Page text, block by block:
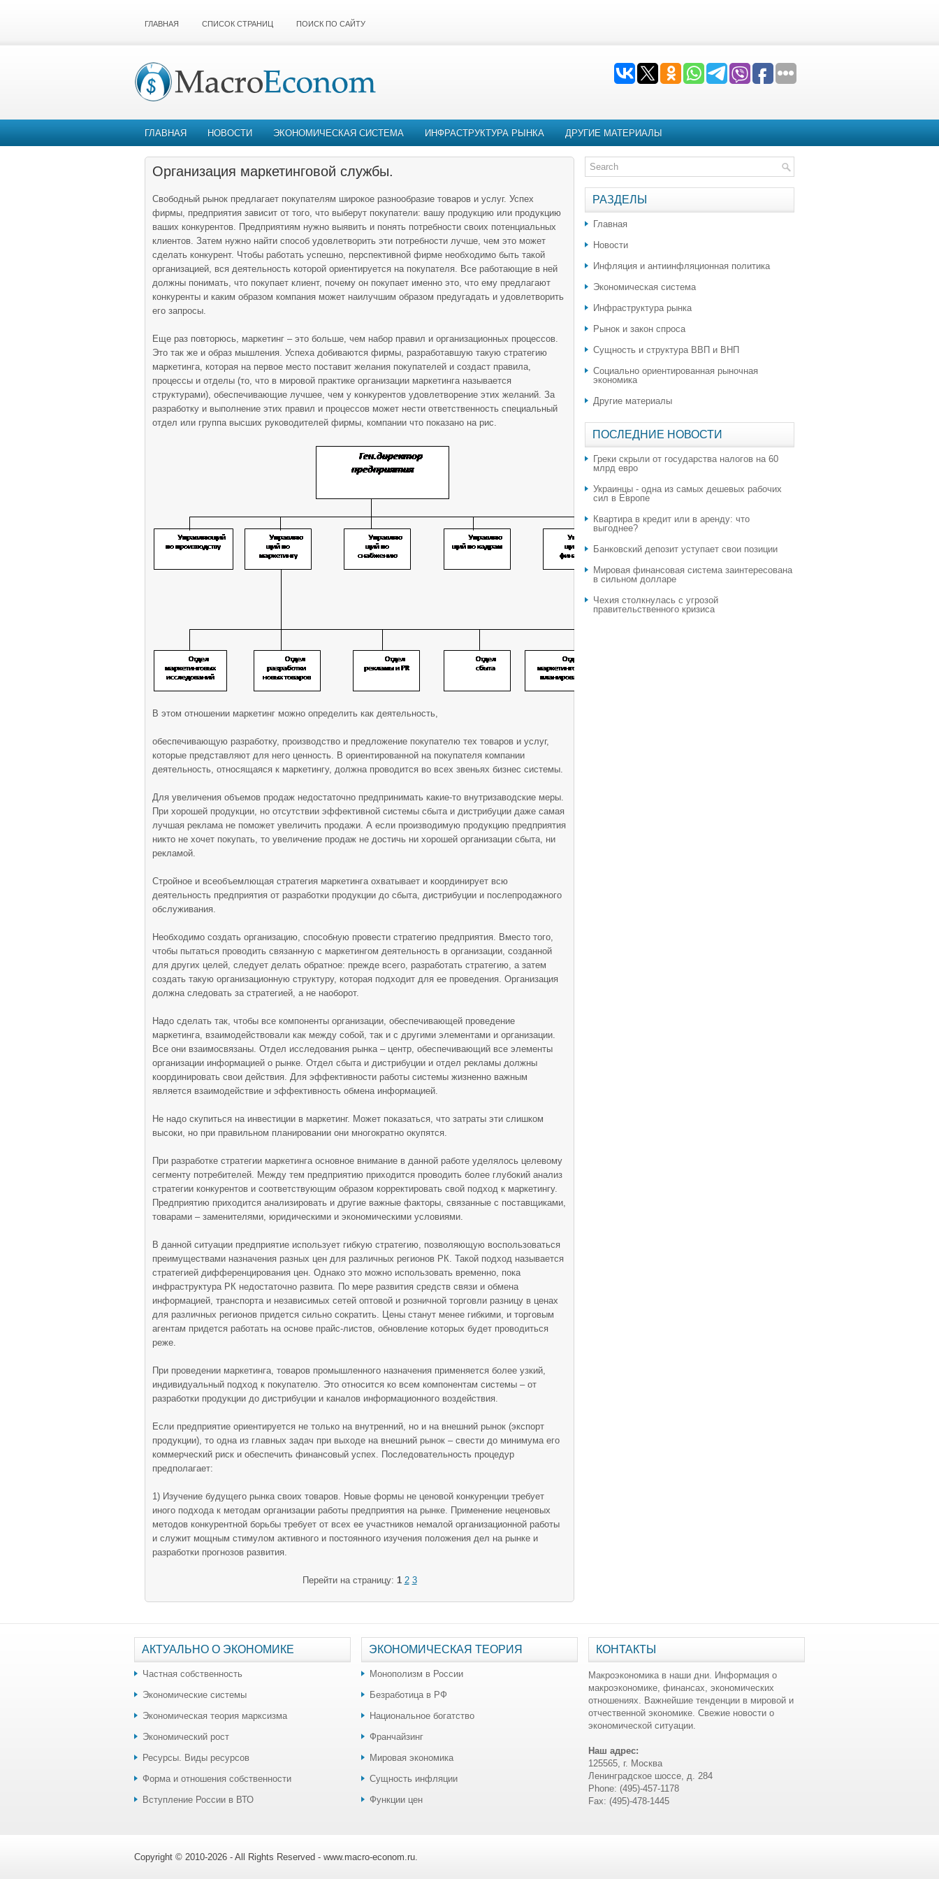
ГЛАВНАЯ СПИСОК СТРАНИЦ ПОИСК ПО САЙТУ
ГЛАВНАЯ НОВОСТИ ЭКОНОМИЧЕСКАЯ СИСТЕМА ИНФРАСТРУКТУРА РЫНКА ДРУГИЕ МАТЕРИАЛЫ
Организация маркетинговой службы.
Свободный рынок предлагает покупателям широкое разнообразие товаров и услуг. Успех
фирмы, предприятия зависит от того, что выберут покупатели: вашу продукцию или продукцию
ваших конкурентов. Предприятиям нужно выявить и понять потребности своих потенциальных
клиентов. Затем нужно найти способ удовлетворить эти потребности лучше, чем это может
сделать конкурент. Чтобы работать успешно, перспективной фирме необходимо быть такой
организацией, вся деятельность которой ориентируется на покупателя. Все работающие в ней
должны понимать, что покупает клиент, почему он покупает именно это, что ему предлагают
конкуренты и каким образом компания может наилучшим образом предугадать и удовлетворить
его запросы.
Еще раз повторюсь, маркетинг – это больше, чем набор правил и организационных процессов.
Это так же и образ мышления. Успеха добиваются фирмы, разработавшую такую стратегию
маркетинга, которая на первое место поставит желания покупателей и создаст правила,
процессы и отделы (то, что в мировой практике организации маркетинга называется
структурами), обеспечивающие лучшее, чем у конкурентов удовлетворение этих желаний. За
разработку и выполнение этих правил и процессов может нести ответственность специальный
отдел или группа высших руководителей фирмы, компании что показано на рис.
В этом отношении маркетинг можно определить как деятельность,
обеспечивающую разработку, производство и предложение покупателю тех товаров и услуг,
которые представляют для него ценность. В ориентированной на покупателя компании
деятельность, относящаяся к маркетингу, должна проводится во всех звеньях бизнес системы.
Для увеличения объемов продаж недостаточно предпринимать какие-то внутризаводские меры.
При хорошей продукции, но отсутствии эффективной системы сбыта и дистрибуции даже самая
лучшая реклама не поможет увеличить продажи. А если производимую продукцию предприятия
никто не хочет покупать, то увеличение продаж не достичь ни хорошей организации сбыта, ни
рекламой.
Стройное и всеобъемлющая стратегия маркетинга охватывает и координирует всю
деятельность предприятия от разработки продукции до сбыта, дистрибуции и послепродажного
обслуживания.
Необходимо создать организацию, способную провести стратегию предприятия. Вместо того,
чтобы пытаться проводить связанную с маркетингом деятельность в организации, созданной
для других целей, следует делать обратное: прежде всего, разработать стратегию, а затем
создать такую организационную структуру, которая подходит для ее проведения. Организация
должна следовать за стратегией, а не наоборот.
Надо сделать так, чтобы все компоненты организации, обеспечивающей проведение
маркетинга, взаимодействовали как между собой, так и с другими элементами и организации.
Все они взаимосвязаны. Отдел исследования рынка – центр, обеспечивающий все элементы
организации информацией о рынке. Отдел сбыта и дистрибуции и отдел рекламы должны
координировать свои действия. Для эффективности работы системы жизненно важным
является взаимодействие и эффективность обмена информацией.
Не надо скупиться на инвестиции в маркетинг. Может показаться, что затраты эти слишком
высоки, но при правильном планировании они многократно окупятся.
При разработке стратегии маркетинга основное внимание в данной работе уделялось целевому
сегменту потребителей. Между тем предприятию приходится проводить более глубокий анализ
стратегии конкурентов и соответствующим образом корректировать свой подход к маркетингу.
Предприятию приходится анализировать и другие важные факторы, связанные с поставщиками,
товарами – заменителями, юридическими и экономическими условиями.
В данной ситуации предприятие использует гибкую стратегию, позволяющую воспользоваться
преимуществами назначения разных цен для различных регионов РК. Такой подход называется
стратегией дифференцирования цен. Однако это можно использовать временно, пока
инфраструктура РК недостаточно развита. По мере развития средств связи и обмена
информацией, транспорта и независимых сетей оптовой и розничной торговли разницу в ценах
для различных регионов придется сильно сократить. Цены станут менее гибкими, и торговым
агентам придется работать на основе прайс-листов, обновление которых будет проводиться
реже.
При проведении маркетинга, товаров промышленного назначения применяется более узкий,
индивидуальный подход к покупателю. Это относится ко всем компонентам системы – от
разработки продукции до дистрибуции и каналов информационного воздействия.
Если предприятие ориентируется не только на внутренний, но и на внешний рынок (экспорт
продукции), то одна из главных задач при выходе на внешний рынок – свести до минимума его
коммерческий риск и обеспечить финансовый успех. Последовательность процедур
предполагает:
1) Изучение будущего рынка своих товаров. Новые формы не ценовой конкуренции требует
иного подхода к методам организации работы предприятия на рынке. Применение неценовых
методов конкурентной борьбы требует от всех ее участников немалой организационной работы
и служит мощным стимулом активного и постоянного изучения положения дел на рынке и
разработки прогнозов развития.
Перейти на страницу: 1 2 3
РАЗДЕЛЫ
Главная
Новости
Инфляция и антиинфляционная политика
Экономическая система
Инфраструктура рынка
Рынок и закон спроса
Сущность и структура ВВП и ВНП
Социально ориентированная рыночная
экономика
Другие материалы
ПОСЛЕДНИЕ НОВОСТИ
Греки скрыли от государства налогов на 60
млрд евро
Украинцы - одна из самых дешевых рабочих
сил в Европе
Квартира в кредит или в аренду: что
выгоднее?
​Банковский депозит уступает свои позиции
Мировая финансовая система заинтересована
в сильном долларе
Чехия столкнулась с угрозой
правительственного кризиса
АКТУАЛЬНО О ЭКОНОМИКЕ
Частная собственность
Экономические системы
Экономическая теория марксизма
Экономический рост
Ресурсы. Виды ресурсов
Форма и отношения собственности
Вступление России в ВТО
ЭКОНОМИЧЕСКАЯ ТЕОРИЯ
Монополизм в России
Безработица в РФ
Национальное богатство
Франчайзинг
Мировая экономика
Сущность инфляции
Функции цен
КОНТАКТЫ
Макроэкономика в наши дни. Информация о
макроэкономике, финансах, экономических
отношениях. Важнейшие тенденции в мировой и
отчественной экономике. Свежие новости о
экономической ситуации.
Наш адрес:
125565, г. Москва
Ленинградское шоссе, д. 284
Phone: (495)-457-1178
Fax: (495)-478-1445
Copyright © 2010-2026 - All Rights Reserved - www.macro-econom.ru.